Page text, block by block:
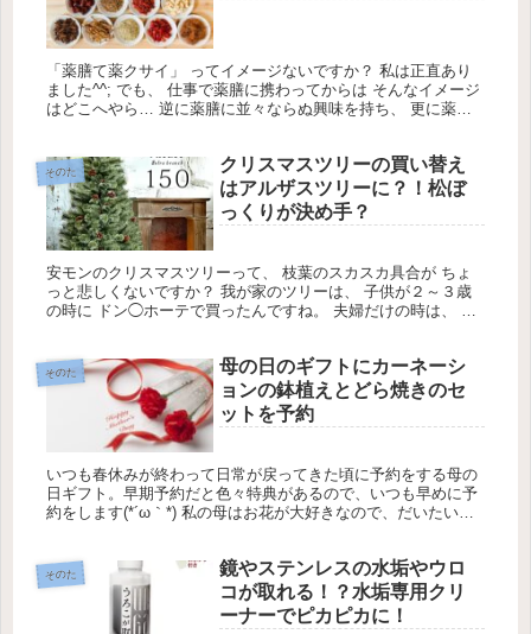
「薬膳て薬クサイ」 ってイメージないですか？ 私は正直あり
ました^^; でも、 仕事で薬膳に携わってからは そんなイメージ
はどこへやら… 逆に薬膳に並々ならぬ興味を持ち、 更に薬膳
そのた
クリスマスツリーの買い替え
はアルザスツリーに？！松ぼ
っくりが決め手？
安モンのクリスマスツリーって、 枝葉のスカスカ具合が ちょ
っと悲しくないですか？ 我が家のツリーは、 子供が２～３歳
の時に ドン◯ホーテで買ったんですね。 夫婦だけの時は、 テ
そのた
母の日のギフトにカーネーシ
ョンの鉢植えとどら焼きのセ
ットを予約
いつも春休みが終わって日常が戻ってきた頃に予約をする母の
日ギフト。早期予約だと色々特典があるので、いつも早めに予
約をします(*´ω｀*) 私の母はお花が大好きなので、だいたい毎
そのた
鏡やステンレスの水垢やウロ
コが取れる！？水垢専用クリ
ーナーでピカピカに！